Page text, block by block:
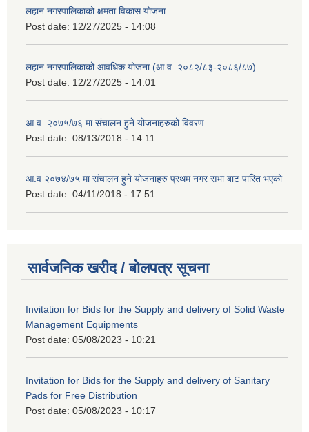
लहान नगरपालिकाको क्षमता विकास योजना
Post date: 12/27/2025 - 14:08
लहान नगरपालिकाको आवधिक योजना (आ.व. २०८२/८३-२०८६/८७)
Post date: 12/27/2025 - 14:01
आ.व. २०७५/७६ मा संचालन हुने योजनाहरुको विवरण
Post date: 08/13/2018 - 14:11
आ.व २०७४/७५ मा संचालन हुने योजनाहरु प्रथम नगर सभा बाट पारित भएको
Post date: 04/11/2018 - 17:51
सार्वजनिक खरीद / बोलपत्र सूचना
Invitation for Bids for the Supply and delivery of Solid Waste
Management Equipments
Post date: 05/08/2023 - 10:21
Invitation for Bids for the Supply and delivery of Sanitary
Pads for Free Distribution
Post date: 05/08/2023 - 10:17